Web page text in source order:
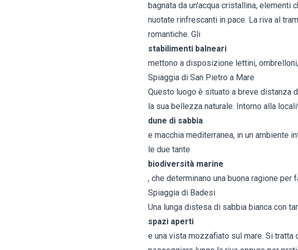
bagnata da un'acqua cristallina, elementi
nuotate rinfrescanti in pace. La riva al
romantiche. Gli
stabilimenti balneari
mettono a disposizione lettini,
Spiaggia di San Pietro a Mare
Questo luogo è situato a breve distanza
la sua bellezza naturale. Intorno alla
dune di sabbia
e macchia mediterranea, in un ambiente
le due tante
biodiversità marine
, che determinano una buona ragione per
Spiaggia di Badesi
Una lunga distesa di sabbia bianca con
spazi aperti
e una vista mozzafiato sul mare. Si